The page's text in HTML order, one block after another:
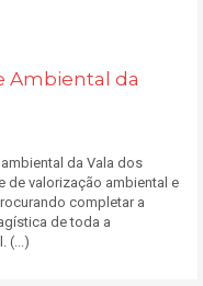
Ambiental da
da Vala dos
de valorização ambiental e
completar a
de toda a
(...)